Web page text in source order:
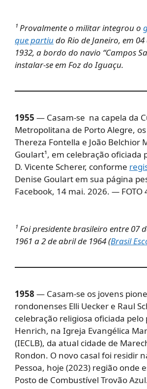
¹ Provalmente o militar integrou o
que partiudo Rio de Janeiro, em
1932, a bordo do navio “Campos
instalar-se em Foz do Iguaçu.
1955 — Casam-se na capela da
Metropolitana de Porto Alegre,
Thereza Fontella e João Belchior
Goulart¹, em celebração oficiada
D. Vicente Scherer, conforme
Denise Goulart em sua página
Facebook, 14 mai. 2026. —
¹ Foi presidente brasileiro entre 07
1961 a 2 de abril de 1964 (Brasil
1958 — Casam-se os jovens
rondonenses Elli Uecker e Raul
celebração religiosa oficiada
Henrich, na Igreja Evangélica
(IECLB), da atual cidade de
Rondon. O novo casal foi residir
Pessoa, hoje (2023) região onde
Posto de Combustível Trovão